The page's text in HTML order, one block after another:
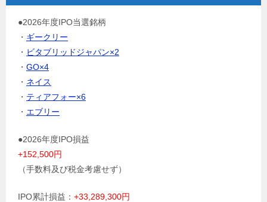
●2026年度IPO当選銘柄
・ ギークリー
・ ビタブリッドジャパン×2
・ GO×4
・ ネイス
・ ティアフォー×6
・ エブリー
●2026年度IPO損益
+152,500円
（手数料及び税金考慮せず）
IPO累計損益： +33,289,300円